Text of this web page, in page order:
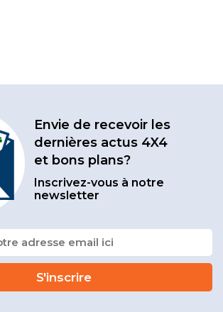
Envie de recevoir les
dernières actus 4X4
et bons plans?
Inscrivez-vous à notre
newsletter